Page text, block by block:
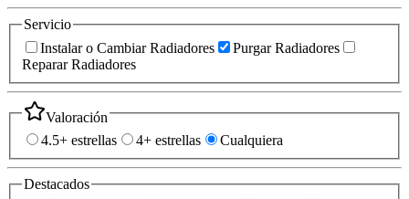
Servicio
Instalar o Cambiar Radiadores
Purgar Radiadores
Reparar Radiadores
Valoración
4.5+ estrellas
4+ estrellas Cualquiera
Destacados